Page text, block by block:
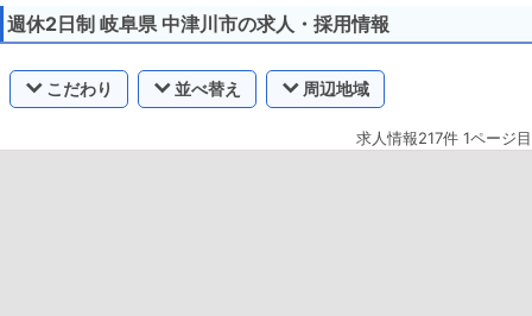
週休2日制 岐阜県 中津川市の求人・採用情報
こだわり 並べ替え 周辺地域
求人情報217件 1ページ目